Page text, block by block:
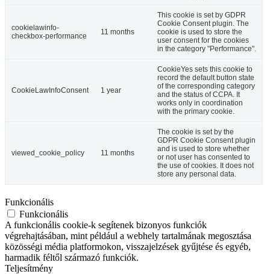
cookielawinfo-
checkbox-performance
11 months
This cookie is set by GDPR
Cookie Consent plugin. The
cookie is used to store the
user consent for the cookies
in the category "Performance".
CookieLawInfoConsent 1 year
CookieYes sets this cookie to
record the default button state
of the corresponding category
and the status of CCPA. It
works only in coordination
with the primary cookie.
viewed_cookie_policy 11 months
The cookie is set by the
GDPR Cookie Consent plugin
and is used to store whether
or not user has consented to
the use of cookies. It does not
store any personal data.
Funkcionális
Funkcionális
A funkcionális cookie-k segítenek bizonyos funkciók
végrehajtásában, mint például a webhely tartalmának megosztása
közösségi média platformokon, visszajelzések gyűjtése és egyéb,
harmadik féltől származó funkciók.
Teljesítmény